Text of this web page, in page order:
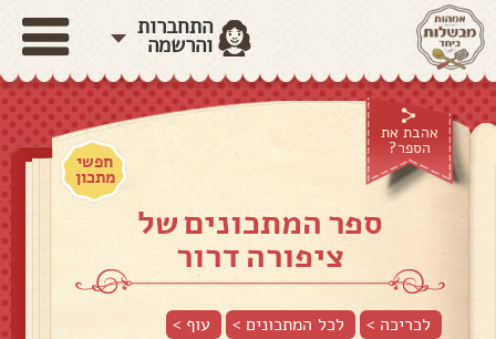
התחברות
והרשמה
אהבת את
הספר?
חפשי
מתכון
ספר המתכונים של
ציפורה דרור
לכריכה > לכל המתכונים > עוף >